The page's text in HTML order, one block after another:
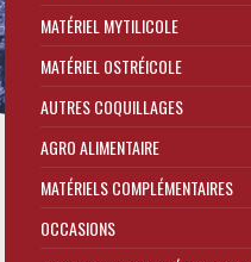
MATÉRIEL MYTILICOLE
MATÉRIEL OSTRÉICOLE
AUTRES COQUILLAGES
AGRO ALIMENTAIRE
MATÉRIELS COMPLÉMENTAIRES
OCCASIONS